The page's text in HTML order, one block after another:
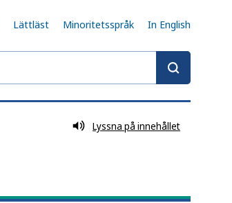
Lättläst Minoritetsspråk In English
Lyssna på innehållet